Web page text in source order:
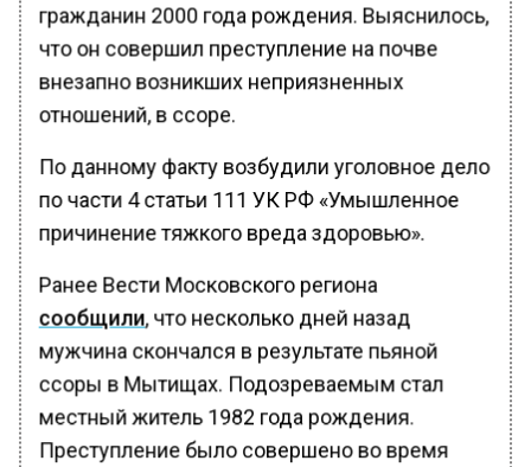
гражданин 2000 года рождения. Выяснилось,
что он совершил преступление на почве
внезапно возникших неприязненных
отношений, в ссоре.
По данному факту возбудили уголовное дело
по части 4 статьи 111 УК РФ «Умышленное
причинение тяжкого вреда здоровью».
Ранее Вести Московского региона
сообщили, что несколько дней назад
мужчина скончался в результате пьяной
ссоры в Мытищах. Подозреваемым стал
местный житель 1982 года рождения.
Преступление было совершено во время